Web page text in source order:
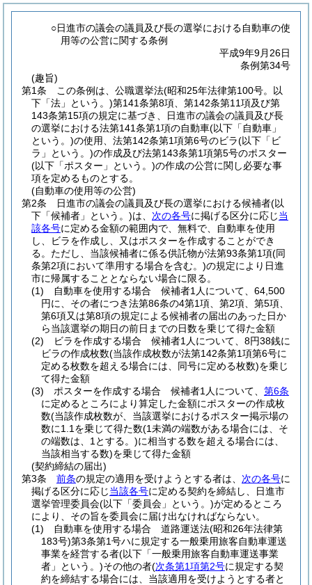
○日進市の議会の議員及び長の選挙における自動車の使
用等の公営に関する条例
平成9年9月26日
条例第34号
(趣旨)
第1条
この条例は、公職選挙法(昭和25年法律第100号。以
下「法」という。)第141条第8項、第142条第11項及び第
143条第15項の規定に基づき、日進市の議会の議員及び長
の選挙における法第141条第1項の自動車(以下「自動車」
という。)の使用、法第142条第1項第6号のビラ(以下「ビ
ラ」という。)の作成及び法第143条第1項第5号のポスター
(以下「ポスター」という。)の作成の公営に関し必要な事
項を定めるものとする。
(自動車の使用等の公営)
第2条
日進市の議会の議員及び長の選挙における候補者(以
下「候補者」という。)は、 次の各号に掲げる区分に応じ当
該各号に定める金額の範囲内で、無料で、自動車を使用
し、ビラを作成し、又はポスターを作成することができ
る。 ただし、当該候補者に係る供託物が法第93条第1項(同
条第2項において準用する場合を含む。)の規定により日進
市に帰属することとならない場合に限る。
(1)
自動車を使用する場合 候補者1人について、64,500
円に、その者につき法第86条の4第1項、第2項、第5項、
第6項又は第8項の規定による候補者の届出のあった日か
ら当該選挙の期日の前日までの日数を乗じて得た金額
(2)
ビラを作成する場合 候補者1人について、8円38銭に
ビラの作成枚数(当該作成枚数が法第142条第1項第6号に
定める枚数を超える場合には、同号に定める枚数)を乗じ
て得た金額
(3)
ポスターを作成する場合 候補者1人について、 第6条
に定めるところにより算定した金額にポスターの作成枚
数(当該作成枚数が、当該選挙におけるポスター掲示場の
数に1.1を乗じて得た数(1未満の端数がある場合には、そ
の端数は、1とする。)に相当する数を超える場合には、
当該相当する数)を乗じて得た金額
(契約締結の届出)
第3条
前条の規定の適用を受けようとする者は、 次の各号に
掲げる区分に応じ当該各号に定める契約を締結し、日進市
選挙管理委員会(以下「委員会」という。)が定めるところ
により、その旨を委員会に届け出なければならない。
(1)
自動車を使用する場合 道路運送法(昭和26年法律第
183号)第3条第1号ハに規定する一般乗用旅客自動車運送
事業を経営する者(以下「一般乗用旅客自動車運送事業
者」という。)その他の者(次条第1項第2号に規定する契
約を締結する場合には、当該適用を受けようとする者と